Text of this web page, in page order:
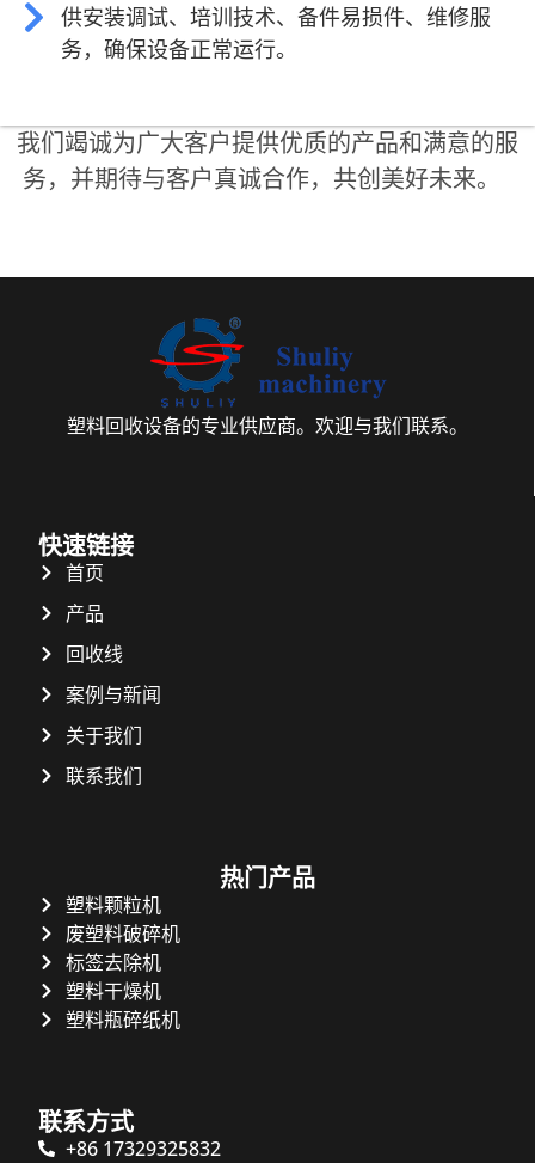
供安装调试、培训技术、备件易损件、维修服
务，确保设备正常运行。
我们竭诚为广大客户提供优质的产品和满意的服
务，并期待与客户真诚合作，共创美好未来。
塑料回收设备的专业供应商。欢迎与我们联系。
快速链接
首页
产品
回收线
案例与新闻
关于我们
联系我们
热门产品
塑料颗粒机
废塑料破碎机
标签去除机
塑料干燥机
塑料瓶碎纸机
联系方式
+86 17329325832